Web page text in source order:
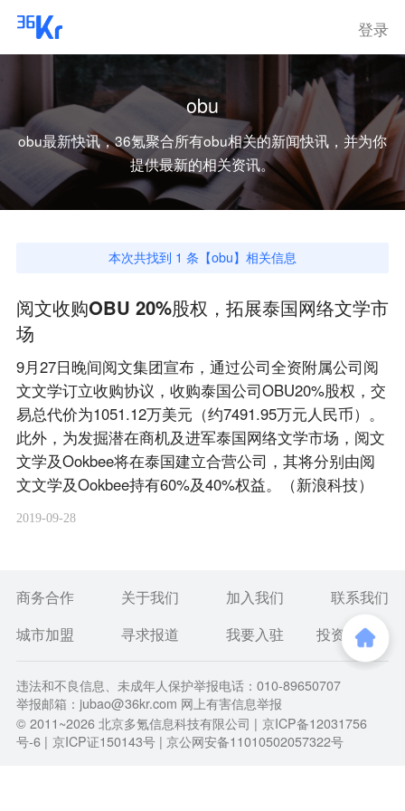
登录
obu
obu最新快讯，36氪聚合所有obu相关的新闻快讯，并为你
提供最新的相关资讯。
本次共找到 1 条【obu】相关信息
阅文收购OBU 20%股权，拓展泰国网络文学市
场
9月27日晚间阅文集团宣布，通过公司全资附属公司阅
文文学订立收购协议，收购泰国公司OBU20%股权，交
易总代价为1051.12万美元（约7491.95万元人民币）。
此外，为发掘潜在商机及进军泰国网络文学市场，阅文
文学及Ookbee将在泰国建立合营公司，其将分别由阅
文文学及Ookbee持有60%及40%权益。（新浪科技）
2019-09-28
商务合作 关于我们 加入我们
联系我们
城市加盟
寻求报道 我要入驻 投资者关系
违法和不良信息、未成年人保护举报电话：010-89650707
举报邮箱：jubao@36kr.com 网上有害信息举报
© 2011~2026北京多氪信息科技有限公司 | 京ICP备12031756
号-6 | 京ICP证150143号 | 京公网安备11010502057322号